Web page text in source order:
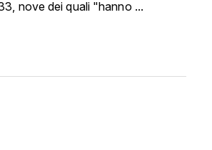
nove dei quali "hanno ...